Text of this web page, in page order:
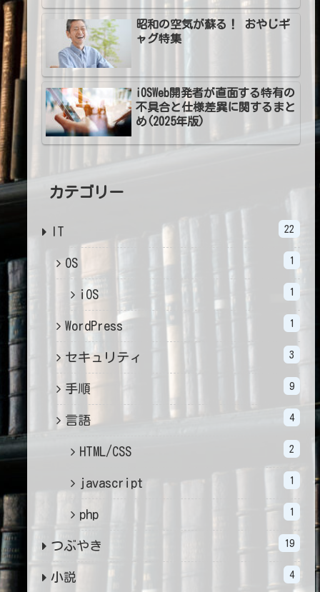
昭和の空気が蘇る！ おやじギ
ャグ特集
iOSWeb開発者が直面する特有の
不具合と仕様差異に関するまと
め(2025年版)
カテゴリー
IT 22
OS 1
iOS 1
WordPress 1
セキュリティ 3
手順 9
言語 4
HTML/CSS 2
javascript 1
php 1
つぶやき 19
小説 4